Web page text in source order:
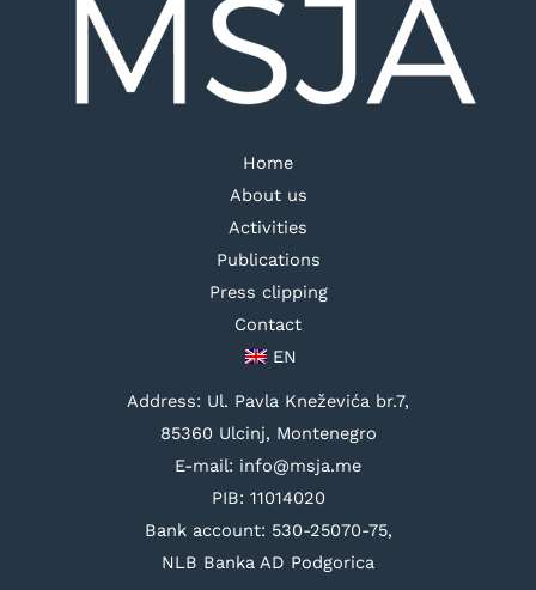
Home
About us
Activities
Publications
Press clipping
Contact
EN
Address: Ul. Pavla Kneževića br.7,
85360 Ulcinj, Montenegro
E-mail: info@msja.me
PIB: 11014020
Bank account: 530-25070-75,
NLB Banka AD Podgorica